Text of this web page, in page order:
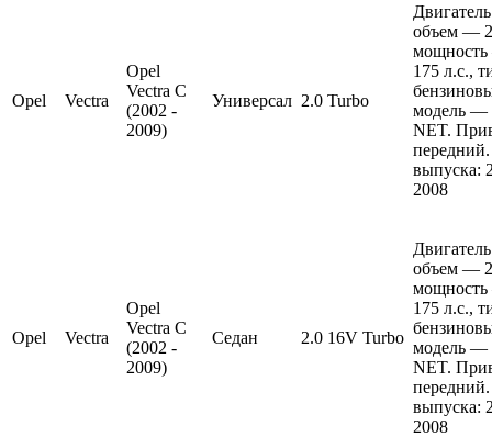
Opel Vectra
Opel
Vectra C
(2002 -
2009)
Универсал 2.0 Turbo
объем —
175 л.с.,
модель —
NET.
выпуска:
2008
Opel Vectra
Opel
Vectra C
(2002 -
2009)
Седан 2.0 16V Turbo
объем —
175 л.с.,
модель —
NET.
выпуска:
2008